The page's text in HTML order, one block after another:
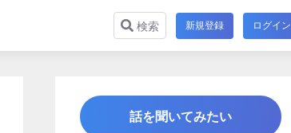
検索 新規登録 ログイン
話を聞いてみたい